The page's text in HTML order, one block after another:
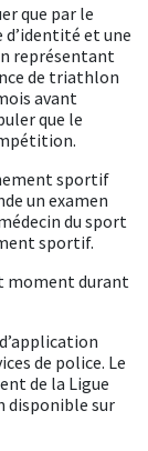
que par le
et une
représentant
de triathlon
avant
que le
sportif
un examen
du sport
sportif.
moment durant
de police. Le
de la Ligue
disponible sur